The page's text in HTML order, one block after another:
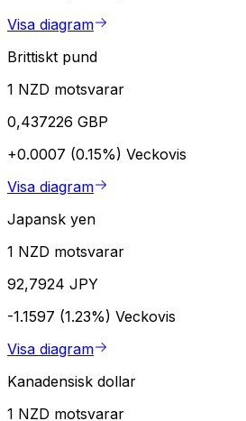
Visa diagram
Brittiskt pund
1 NZD motsvarar
0,437226 GBP
+0.0007 (0.15%) Veckovis
Visa diagram
Japansk yen
1 NZD motsvarar
92,7924 JPY
-1.1597 (1.23%) Veckovis
Visa diagram
Kanadensisk dollar
1 NZD motsvarar